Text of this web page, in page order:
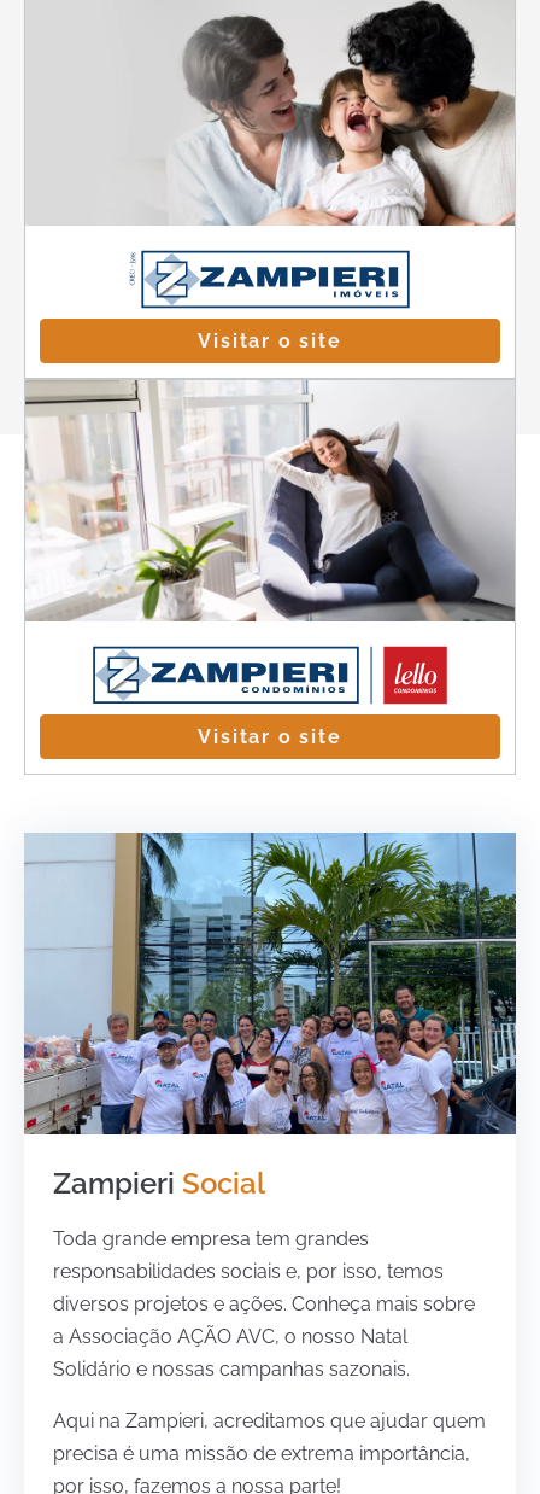
Visitar o site
Visitar o site
Zampieri Social
Toda grande empresa tem grandes
responsabilidades sociais e, por isso, temos
diversos projetos e ações. Conheça mais sobre
a Associação AÇÃO AVC, o nosso Natal
Solidário e nossas campanhas sazonais.
Aqui na Zampieri, acreditamos que ajudar quem
precisa é uma missão de extrema importância,
por isso, fazemos a nossa parte!